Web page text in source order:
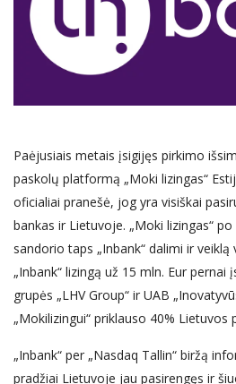
Paėjusiais metais įsigijęs pirkimo
paskolų platformą „Moki lizingas“
oficialiai pranešė, jog yra visiškai
bankas ir Lietuvoje. „Moki lizingas“
sandorio taps „Inbank“ dalimi ir veiklą
„Inbank“ lizingą už 15 mln. Eur
grupės „LHV Group“ ir UAB
„Mokilizingui“ priklauso 40% Lietuvos
„Inbank“ per „Nasdaq Tallin“ biržą
pradžiai Lietuvoje jau pasirengęs ir